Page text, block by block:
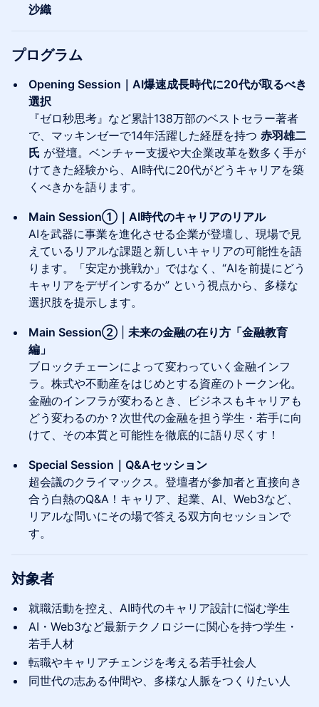
沙織
プログラム
Opening Session｜AI爆速成長時代に20代が取るべき
選択
『ゼロ秒思考』など累計138万部のベストセラー著者
で、マッキンゼーで14年活躍した経歴を持つ 赤羽雄二
氏 が登壇。ベンチャー支援や大企業改革を数多く手が
けてきた経験から、AI時代に20代がどうキャリアを築
くべきかを語ります。
Main Session①｜AI時代のキャリアのリアル
AIを武器に事業を進化させる企業が登壇し、現場で見
えているリアルな課題と新しいキャリアの可能性を語
ります。「安定か挑戦か」ではなく、“AIを前提にどう
キャリアをデザインするか” という視点から、多様な
選択肢を提示します。
Main Session②
未来の金融の在り方「金融教育
編」
ブロックチェーンによって変わっていく金融インフ
ラ。株式や不動産をはじめとする資産のトークン化。
金融のインフラが変わるとき、ビジネスもキャリアも
どう変わるのか？次世代の金融を担う学生・若手に向
けて、その本質と可能性を徹底的に語り尽くす！
Special Session｜Q&Aセッション
超会議のクライマックス。登壇者が参加者と直接向き
合う白熱のQ&A！キャリア、起業、AI、Web3など、
リアルな問いにその場で答える双方向セッションで
す。
対象者
就職活動を控え、AI時代のキャリア設計に悩む学生
AI・Web3など最新テクノロジーに関心を持つ学生・
若手人材
転職やキャリアチェンジを考える若手社会人
同世代の志ある仲間や、多様な人脈をつくりたい人